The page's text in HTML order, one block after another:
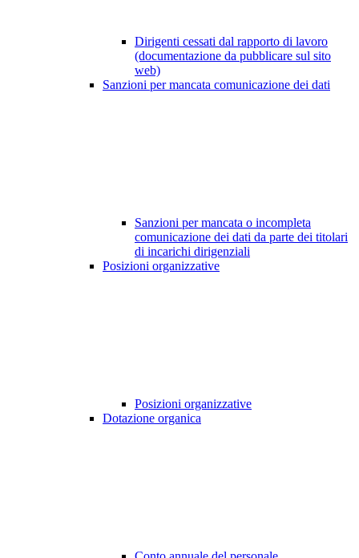
Dirigenti cessati dal rapporto di lavoro
(documentazione da pubblicare sul sito
web)
Sanzioni per mancata comunicazione dei dati
Sanzioni per mancata o incompleta
comunicazione dei dati da parte dei titolari
di incarichi dirigenziali
Posizioni organizzative
Posizioni organizzative
Dotazione organica